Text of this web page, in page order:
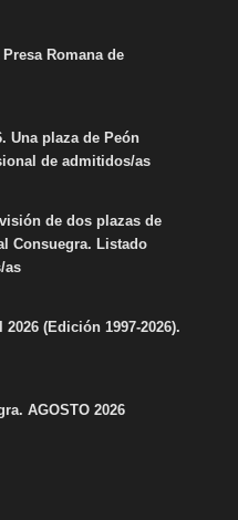
Romana de
Una plaza de Peón
de admitidos/as
de dos plazas de
Consuegra. Listado
as
(Edición 1997-2026).
AGOSTO 2026